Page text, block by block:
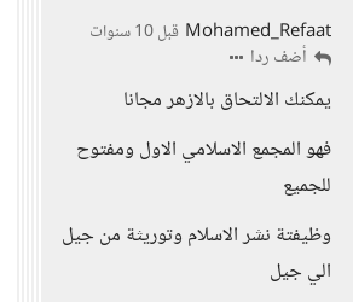
Mohamed_Refaat قبل 10 سنوات
أضف ردا
يمكنك الالتحاق بالازهر مجانا
فهو المجمع الاسلامي الاول ومفتوح
للجميع
وظيفتة نشر الاسلام وتوريثة من جيل
الي جيل